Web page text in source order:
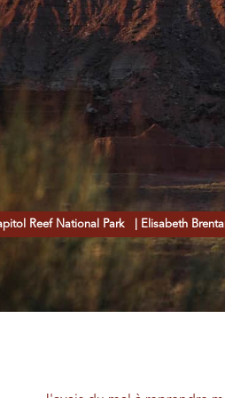
Reef National Park | Elisabeth